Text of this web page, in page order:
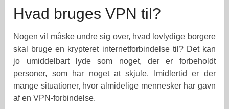
Hvad bruges VPN til?
Nogen vil måske undre sig over, hvad lovlydige borgere
skal bruge en krypteret internetforbindelse til? Det kan
jo umiddelbart lyde som noget, der er forbeholdt
personer, som har noget at skjule. Imidlertid er der
mange situationer, hvor almidelige mennesker har gavn
af en VPN-forbindelse.